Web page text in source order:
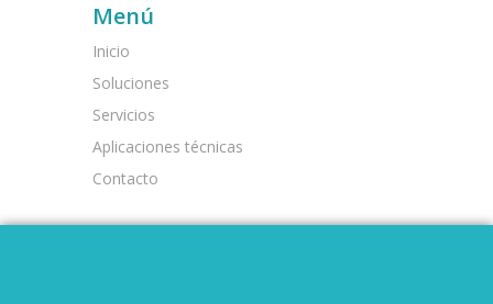
Menú
Inicio
Soluciones
Servicios
Aplicaciones técnicas
Contacto